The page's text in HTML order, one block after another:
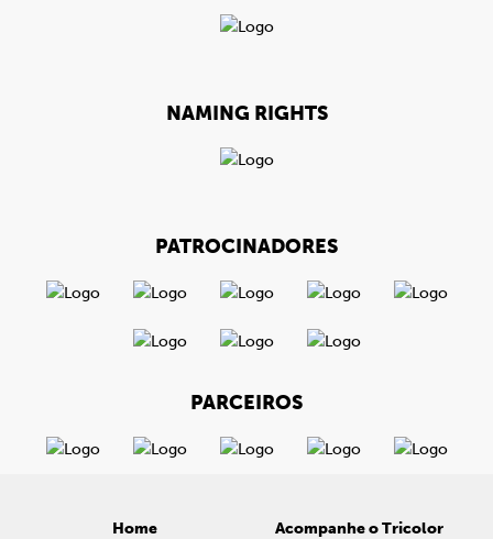
NAMING RIGHTS
PATROCINADORES
PARCEIROS
Home
Acompanhe o Tricolor